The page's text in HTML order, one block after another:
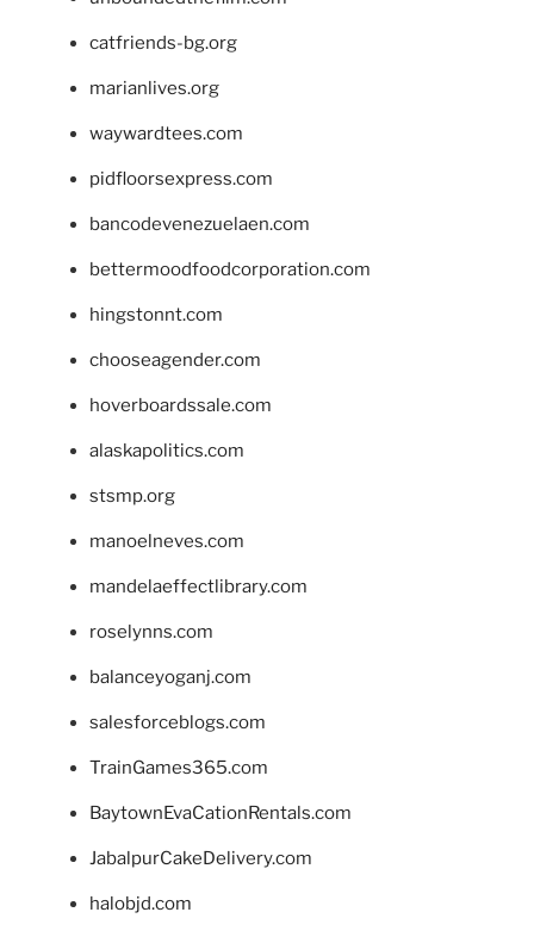
catfriends-bg.org
marianlives.org
waywardtees.com
pidfloorsexpress.com
bancodevenezuelaen.com
bettermoodfoodcorporation.com
hingstonnt.com
chooseagender.com
hoverboardssale.com
alaskapolitics.com
stsmp.org
manoelneves.com
mandelaeffectlibrary.com
roselynns.com
balanceyoganj.com
salesforceblogs.com
TrainGames365.com
BaytownEvaCationRentals.com
JabalpurCakeDelivery.com
halobjd.com